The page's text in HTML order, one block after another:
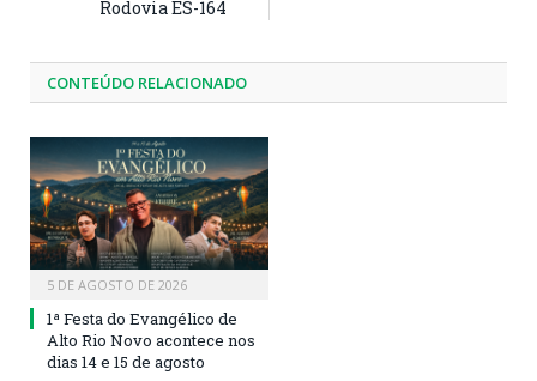
Rodovia ES-164
CONTEÚDO RELACIONADO
5 DE AGOSTO DE 2026
1ª Festa do Evangélico de
Alto Rio Novo acontece nos
dias 14 e 15 de agosto